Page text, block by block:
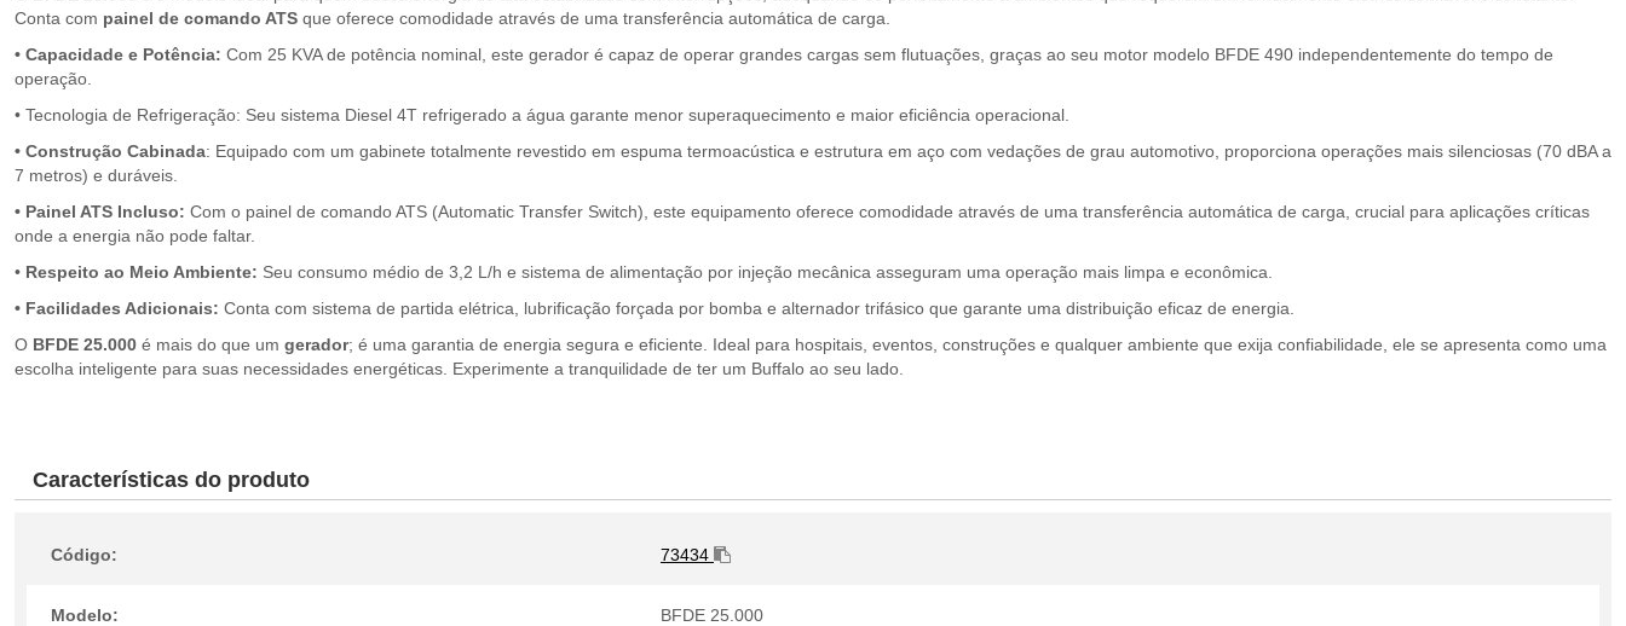
Conta com painel de comando ATS que oferece comodidade através de uma transferência automática de carga.
• Capacidade e Potência: Com 25 KVA de potência nominal, este gerador é capaz de operar grandes cargas sem flutuações, graças ao seu motor modelo BFDE 490 independentemente do tempo de
operação.
• Tecnologia de Refrigeração: Seu sistema Diesel 4T refrigerado a água garante menor superaquecimento e maior eficiência operacional.
• Construção Cabinada: Equipado com um gabinete totalmente revestido em espuma termoacústica e estrutura em aço com vedações de grau automotivo, proporciona operações mais silenciosas (70 dBA a
7 metros) e duráveis.
• Painel ATS Incluso: Com o painel de comando ATS (Automatic Transfer Switch), este equipamento oferece comodidade através de uma transferência automática de carga, crucial para aplicações críticas
onde a energia não pode faltar.
• Respeito ao Meio Ambiente: Seu consumo médio de 3,2 L/h e sistema de alimentação por injeção mecânica asseguram uma operação mais limpa e econômica.
• Facilidades Adicionais: Conta com sistema de partida elétrica, lubrificação forçada por bomba e alternador trifásico que garante uma distribuição eficaz de energia.
O BFDE 25.000 é mais do que um gerador; é uma garantia de energia segura e eficiente. Ideal para hospitais, eventos, construções e qualquer ambiente que exija confiabilidade, ele se apresenta como uma
escolha inteligente para suas necessidades energéticas. Experimente a tranquilidade de ter um Buffalo ao seu lado.
Características do produto
Código: 73434
Modelo: BFDE 25.000